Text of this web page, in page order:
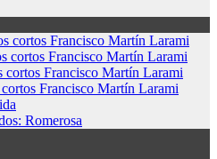
cortos Francisco Martín Larami
cortos Francisco Martín Larami
cortos Francisco Martín Larami
Francisco Martín Larami
Romerosa